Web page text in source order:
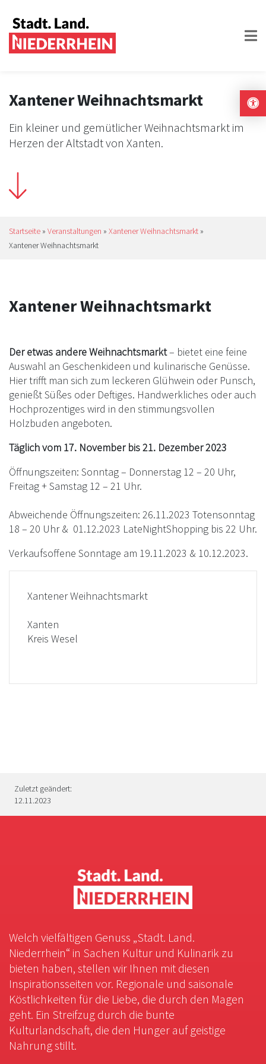
Xantener Weihnachtsmarkt
Ein kleiner und gemütlicher Weihnachtsmarkt im
Herzen der Altstadt von Xanten.
Startseite » Veranstaltungen » Xantener Weihnachtsmarkt »
Xantener Weihnachtsmarkt
Xantener Weihnachtsmarkt
Der etwas andere Weihnachtsmarkt– bietet eine feine
Auswahl an Geschenkideen und kulinarische Genüsse.
Hier trifft man sich zum leckeren Glühwein oder Punsch,
genießt Süßes oder Deftiges. Handwerkliches oder auch
Hochprozentiges wird in den stimmungsvollen
Holzbuden angeboten.
Täglich vom 17. November bis 21. Dezember 2023
Öffnungszeiten: Sonntag – Donnerstag 12 – 20 Uhr,
Freitag + Samstag 12 – 21 Uhr.
Abweichende Öffnungszeiten: 26.11.2023 Totensonntag
18 – 20 Uhr & 01.12.2023 LateNightShopping bis 22 Uhr.
Verkaufsoffene Sonntage am 19.11.2023 & 10.12.2023.
Xantener Weihnachtsmarkt
Xanten
Kreis Wesel
Zuletzt geändert:
12.11.2023
Welch vielfältigen Genuss „Stadt. Land.
Niederrhein“ in Sachen Kultur und Kulinarik zu
bieten haben, stellen wir Ihnen mit diesen
Inspirationsseiten vor. Regionale und saisonale
Köstlichkeiten für die Liebe, die durch den Magen
geht. Ein Streifzug durch die bunte
Kulturlandschaft, die den Hunger auf geistige
Nahrung stillt.